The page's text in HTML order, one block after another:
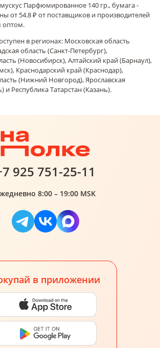
Парфюмированное 140 гр., бумага -
от 54.8 ₽ от поставщиков и производителей
оптом.
в регионах: Московская область
область (Санкт-Петербург),
(Новосибирск), Алтайский край (Барнаул),
Краснодарский край (Краснодар),
(Нижний Новгород), Ярославская
и Республика Татарстан (Казань).
925 751-25-11
8:00 – 19:00 MSK
в приложении